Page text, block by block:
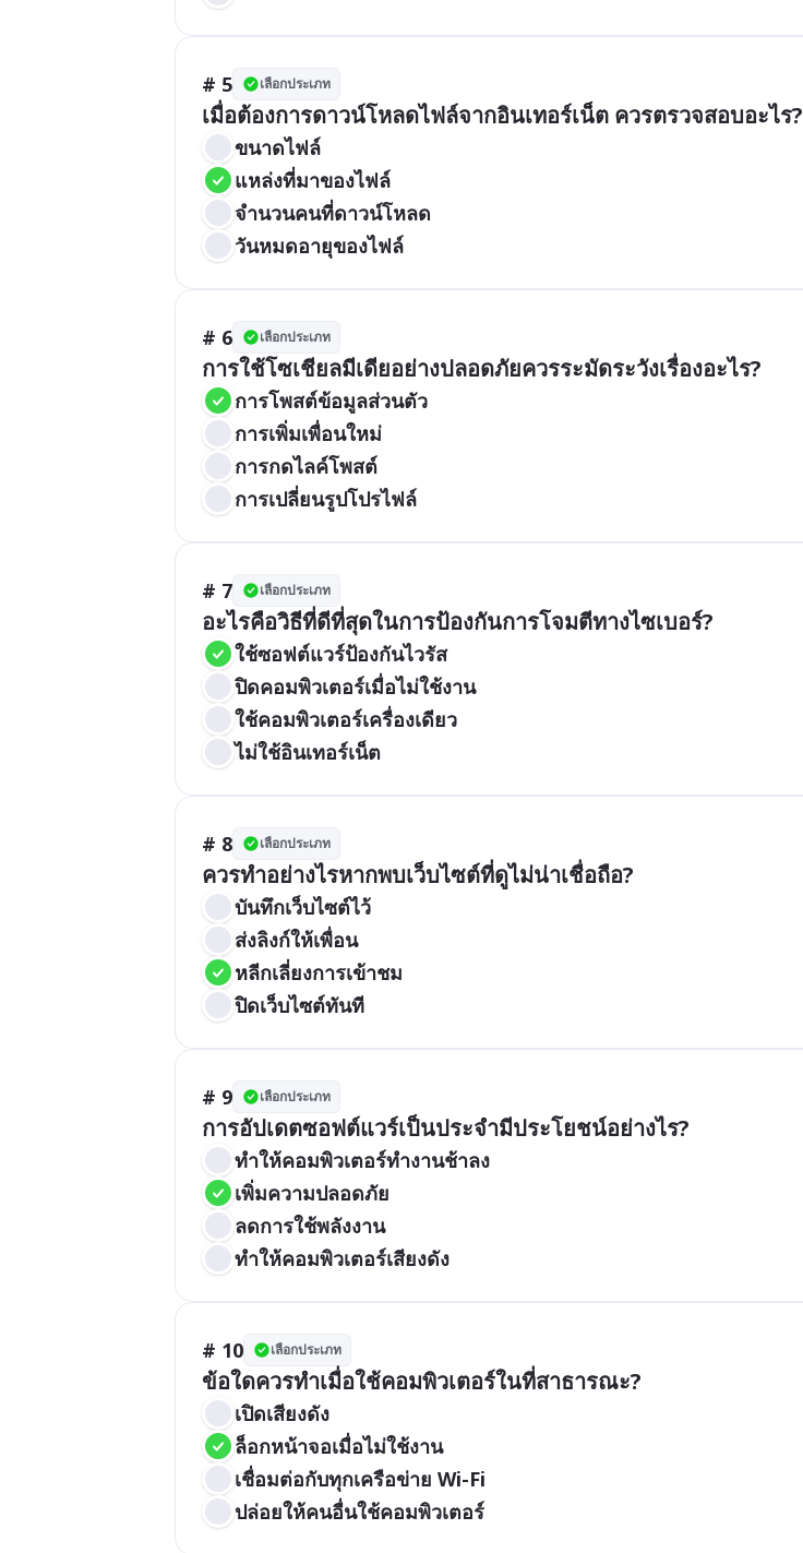
# 5 เลือกประเภท
เมื่อต้องการดาวน์โหลดไฟล์จากอินเทอร์เน็ต ควรตรวจสอบอะไร?
ขนาดไฟล์
แหล่งที่มาของไฟล์
จำนวนคนที่ดาวน์โหลด
วันหมดอายุของไฟล์
# 6 เลือกประเภท
การใช้โซเชียลมีเดียอย่างปลอดภัยควรระมัดระวังเรื่องอะไร?
การโพสต์ข้อมูลส่วนตัว
การเพิ่มเพื่อนใหม่
การกดไลค์โพสต์
การเปลี่ยนรูปโปรไฟล์
# 7 เลือกประเภท
อะไรคือวิธีที่ดีที่สุดในการป้องกันการโจมตีทางไซเบอร์?
ใช้ซอฟต์แวร์ป้องกันไวรัส
ปิดคอมพิวเตอร์เมื่อไม่ใช้งาน
ใช้คอมพิวเตอร์เครื่องเดียว
ไม่ใช้อินเทอร์เน็ต
# 8 เลือกประเภท
ควรทำอย่างไรหากพบเว็บไซต์ที่ดูไม่น่าเชื่อถือ?
บันทึกเว็บไซต์ไว้
ส่งลิงก์ให้เพื่อน
หลีกเลี่ยงการเข้าชม
ปิดเว็บไซต์ทันที
# 9 เลือกประเภท
การอัปเดตซอฟต์แวร์เป็นประจำมีประโยชน์อย่างไร?
ทำให้คอมพิวเตอร์ทำงานช้าลง
เพิ่มความปลอดภัย
ลดการใช้พลังงาน
ทำให้คอมพิวเตอร์เสียงดัง
# 10 เลือกประเภท
ข้อใดควรทำเมื่อใช้คอมพิวเตอร์ในที่สาธารณะ?
เปิดเสียงดัง
ล็อกหน้าจอเมื่อไม่ใช้งาน
เชื่อมต่อกับทุกเครือข่าย Wi-Fi
ปล่อยให้คนอื่นใช้คอมพิวเตอร์